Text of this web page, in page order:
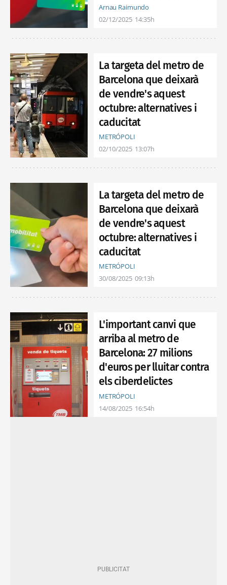
Arnau Raimundo
02/12/2025 14:35h
La targeta del metro de
Barcelona que deixarà
de vendre's aquest
octubre: alternatives i
caducitat
METRÓPOLI
02/10/2025 13:07h
La targeta del metro de
Barcelona que deixarà
de vendre's aquest
octubre: alternatives i
caducitat
METRÓPOLI
30/08/2025 09:13h
L'important canvi que
arriba al metro de
Barcelona: 27 milions
d'euros per lluitar contra
els ciberdelictes
METRÓPOLI
14/08/2025 16:54h